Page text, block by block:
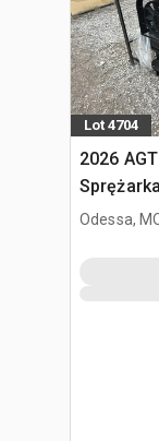
Lot 4704
2026
Odessa,